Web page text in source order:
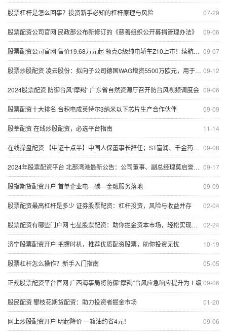
07-29
股票杠杆是怎么回事？投资新手必知的杠杆原理与风险
09-06
股票配资公司官网 民政部公布新修订的《慈善组织公开募捐管理办法》
09-07
股票配资公司官网 售价19.68万元起 领克C级纯电轿车Z10上市！续航里程最高806公里 吉利副总裁：不用模仿来致敬豪华
09-12
股票炒股配资 凌云股份：拟向子公司德国WAG增资5500万欧元，用于偿还相应借款
09-06
2024股票配资 防御台风“摩羯” 广东省自然资源厅召开防台风视频调度会
09-09
股票配资十大排名 台积电成英特尔3纳米以下芯片生产合作伙伴
11-14
股莘配资 在线炒股配资，必选平台指南
09-08
在线操盘配资 【中证十点半】中国人保董事长辞任；ST富润、千金药业下周一起复牌
09-17
2024年股票配资平台 北部湾港最新公告：公司董事、副总经理莫启誉辞职
09-09
股指期货配资开户 首单企业电—碳—金融服务落地
02-04
股票配资最高杠杆是多少 证券股票配资：杠杆投资，风险与收益并存
02-24
股票配资有哪些门户网 七星股票配资：助你掘金资本市场，轻松实现财富梦想
10-19
济宁股票配资开户 把握时机，推荐优质配资股票，助你投资无忧
05-05
股票杠杆怎么操作？新手入门指南
09-06
正规股票配资平台官网 广西海事局将防御“摩羯”台风应急响应提升为Ⅰ级
01-20
股民配资 攀枝花期货配资：助力投资者掘金市场
09-06
网上炒股配资开户 明起降价 一箱油约省4元！